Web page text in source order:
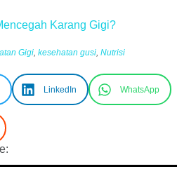
Karang Gigi?
Gigi, kesehatan gusi, Nutrisi
LinkedIn WhatsApp